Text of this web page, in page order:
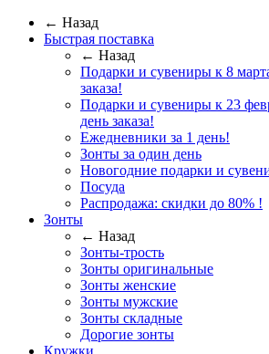
← Назад
Быстрая поставка
← Назад
Подарки и сувениры к 8
заказа!
Подарки и сувениры к 23
день заказа!
Ежедневники за 1 день!
Зонты за один день
Новогодние подарки и
Посуда
Распродажа: скидки до 80% !
Зонты
← Назад
Зонты-трость
Зонты оригинальные
Зонты женские
Зонты мужские
Зонты складные
Дорогие зонты
Кружки